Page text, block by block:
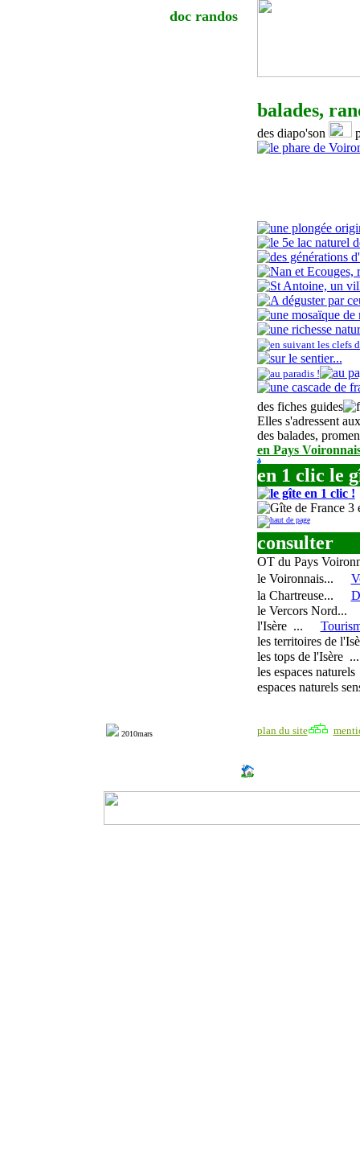
doc randos
balades,
des diapo'son
des fichesguides
Elles s'adressent
des balades,
en Pays
en 1 clic le
consulter
OT du Pays
le Voironnais...
la Chartreuse...
le Vercors Nord...
l'Isère ...
les territoires de
les tops de l'Isère ...
les espaces naturels
espaces naturels
2010mars plan du site